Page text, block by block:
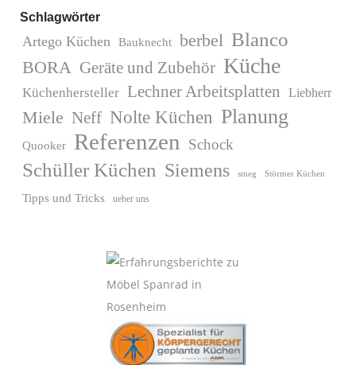
Schlagwörter
Artego Küchen Bauknecht berbel Blanco
BORA Geräte und Zubehör Küche
Küchenhersteller Lechner Arbeitsplatten Liebherr
Miele Neff Nolte Küchen Planung
Quooker Referenzen Schock
Schüller Küchen Siemens smeg Störmer Küchen
Tipps und Tricks ueber uns